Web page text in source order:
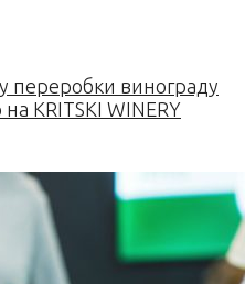
переробки винограду
KRITSKI WINERY